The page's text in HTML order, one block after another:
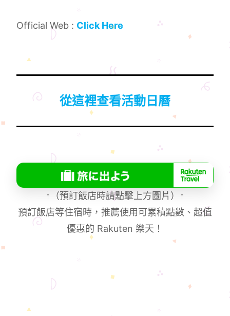
Official Web : Click Here
從這裡查看活動日曆
↑ （預訂飯店時請點擊上方圖片） ↑
預訂飯店等住宿時，推薦使用可累積點數、超值
優惠的 Rakuten 樂天！